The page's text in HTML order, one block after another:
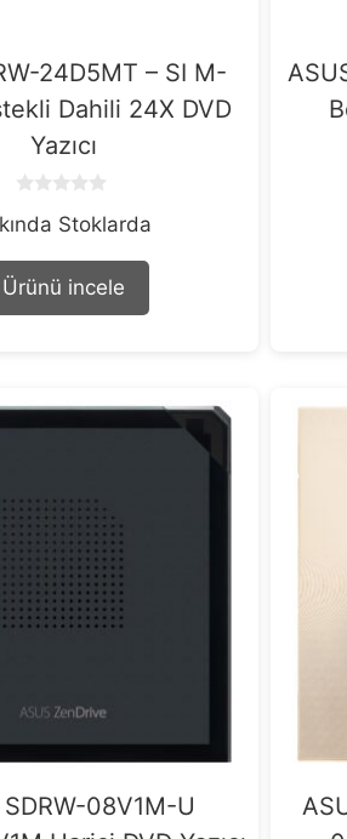
24D5MT – SI M-
Dahili 24X DVD
Yazıcı
o
t
o
f
Stoklarda
Ürünü incele
08V1M-U